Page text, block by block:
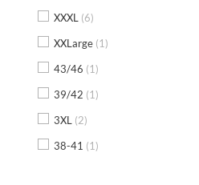
XXXL (6)
XXLarge (1)
43/46 (1)
39/42 (1)
3XL (2)
38-41 (1)